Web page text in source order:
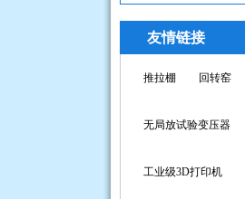
友情链接
推拉棚 回转窑
无局放试验变压器
工业级3D打印机